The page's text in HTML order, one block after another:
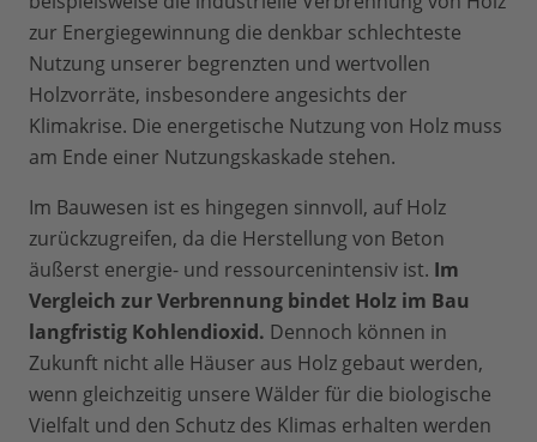
zur Energiegewinnung die denkbar schlechteste
Nutzung unserer begrenzten und wertvollen
Holzvorräte, insbesondere angesichts der
Klimakrise. Die energetische Nutzung von Holz muss
am Ende einer Nutzungskaskade stehen.
Im Bauwesen ist es hingegen sinnvoll, auf Holz
zurückzugreifen, da die Herstellung von Beton
äußerst energie- und ressourcenintensiv ist. Im
Vergleich zur Verbrennung bindet Holz im Bau
langfristig Kohlendioxid. Dennoch können in
Zukunft nicht alle Häuser aus Holz gebaut werden,
wenn gleichzeitig unsere Wälder für die biologische
Vielfalt und den Schutz des Klimas erhalten werden